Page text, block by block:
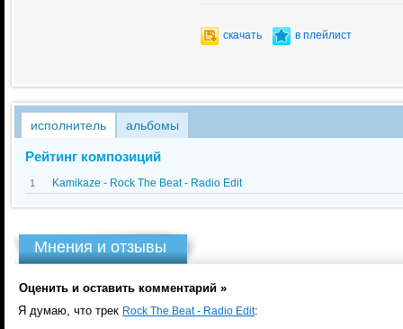
скачать в плейлист
исполнитель альбомы
Рейтинг композиций
1 Kamikaze - Rock The Beat - Radio Edit
Мнения и отзывы
Оценить и оставить комментарий »
Я думаю, что трек Rock The Beat - Radio Edit: